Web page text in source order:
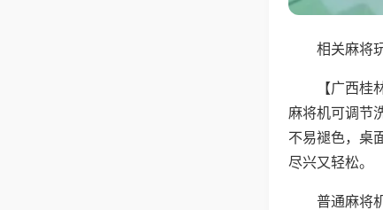
相关麻将
【广西
麻将机可调节
不易褪色，桌
尽兴又轻松。
普通麻将